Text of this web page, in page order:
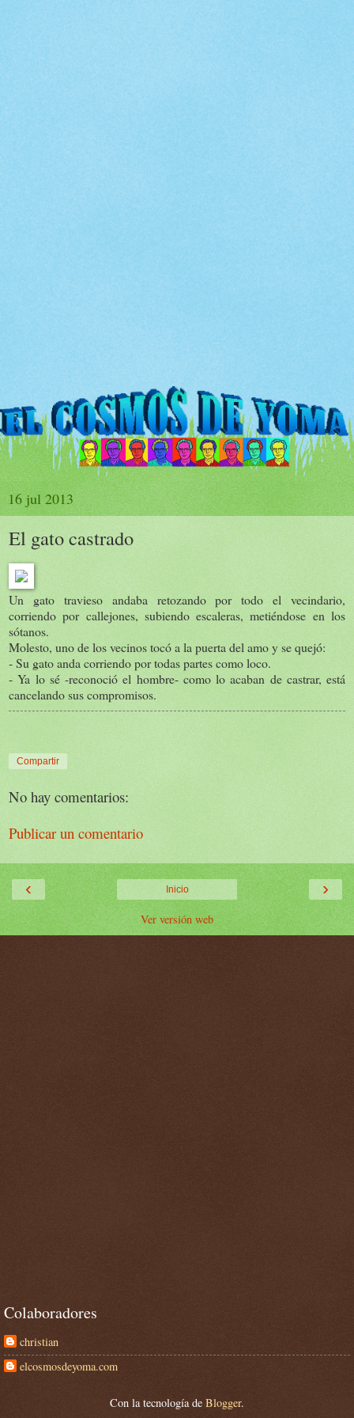
16 jul 2013
El gato castrado
Un gato travieso andaba retozando por todo el vecindario,
corriendo por callejones, subiendo escaleras, metiéndose en los
sótanos.
Molesto, uno de los vecinos tocó a la puerta del amo y se quejó:
- Su gato anda corriendo por todas partes como loco.
- Ya lo sé -reconoció el hombre- como lo acaban de castrar, está
cancelando sus compromisos.
Compartir
No hay comentarios:
Publicar un comentario
‹ ›
Inicio
Ver versión web
Colaboradores
christian
elcosmosdeyoma.com
Con la tecnología de Blogger.